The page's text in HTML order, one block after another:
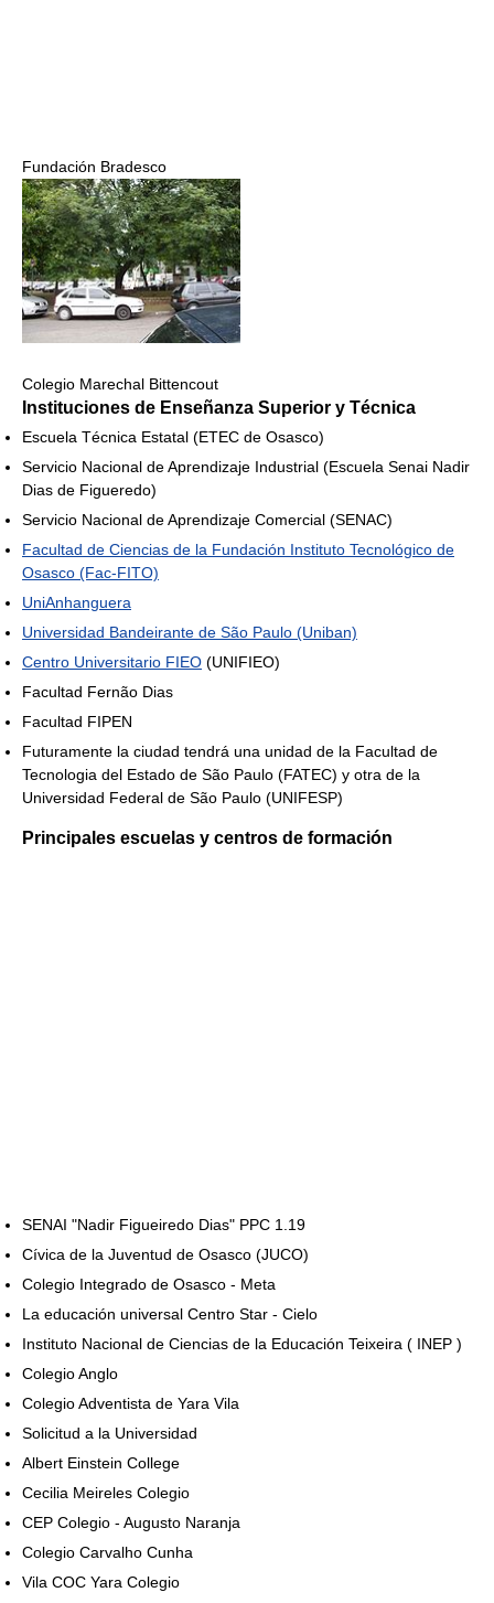
Fundación Bradesco
Colegio Marechal Bittencout
Instituciones de Enseñanza Superior y Técnica
Escuela Técnica Estatal (ETEC de Osasco)
Servicio Nacional de Aprendizaje Industrial (Escuela Senai Nadir
Dias de Figueredo)
Servicio Nacional de Aprendizaje Comercial (SENAC)
Facultad de Ciencias de la Fundación Instituto Tecnológico de
Osasco (Fac-FITO)
UniAnhanguera
Universidad Bandeirante de São Paulo (Uniban)
Centro Universitario FIEO (UNIFIEO)
Facultad Fernão Dias
Facultad FIPEN
Futuramente la ciudad tendrá una unidad de la Facultad de
Tecnologia del Estado de São Paulo (FATEC) y otra de la
Universidad Federal de São Paulo (UNIFESP)
Principales escuelas y centros de formación
SENAI "Nadir Figueiredo Dias" PPC 1.19
Cívica de la Juventud de Osasco (JUCO)
Colegio Integrado de Osasco - Meta
La educación universal Centro Star - Cielo
Instituto Nacional de Ciencias de la Educación Teixeira ( INEP )
Colegio Anglo
Colegio Adventista de Yara Vila
Solicitud a la Universidad
Albert Einstein College
Cecilia Meireles Colegio
CEP Colegio - Augusto Naranja
Colegio Carvalho Cunha
Vila COC Yara Colegio